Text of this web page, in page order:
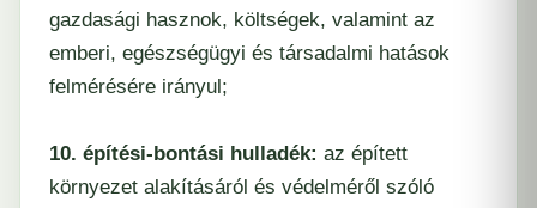
gazdasági hasznok, költségek, valamint az
emberi, egészségügyi és társadalmi hatások
felmérésére irányul;
10. építési-bontási hulladék: az épített
környezet alakításáról és védelméről szóló